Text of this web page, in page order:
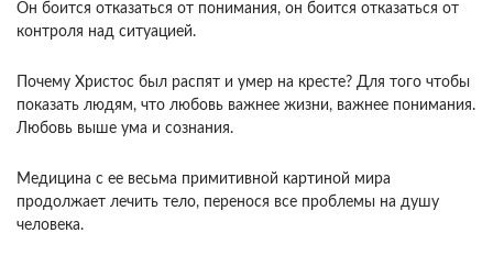
Он боится отказаться от понимания, он боится отказаться от
контроля над ситуацией.
Почему Христос был распят и умер на кресте? Для того чтобы
показать людям, что любовь важнее жизни, важнее понимания.
Любовь выше ума и сознания.
Медицина с ее весьма примитивной картиной мира
продолжает лечить тело, перенося все проблемы на душу
человека.